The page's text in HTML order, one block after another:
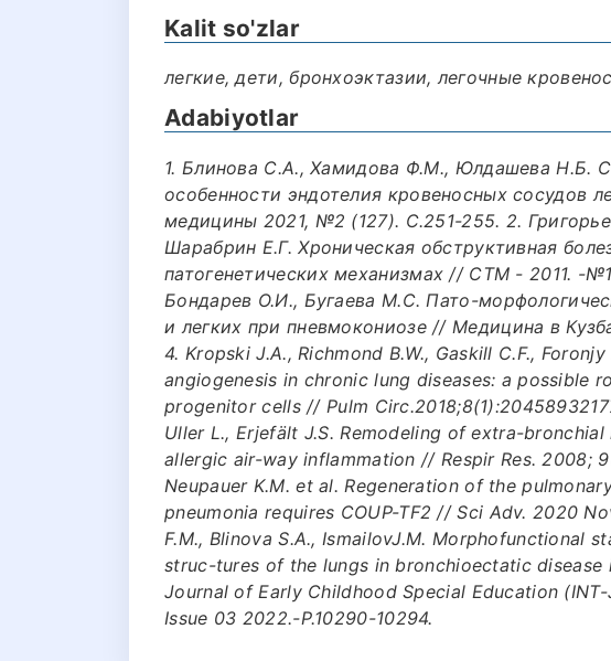
Kalit so'zlar
легкие, дети, бронхоэктазии, легочные
Adabiyotlar
1. Блинова С.А., Хамидова Ф.М., Юлдашева Н.Б.
особенности эндотелия кровеносных сосудов
медицины 2021, №2 (127). С.251-255. 2.
Шарабрин Е.Г. Хроническая обструктивная
патогенетических механизмах // СТМ - 2011. -
Бондарев О.И., Бугаева М.С. Пато-
и легких при пневмокониозе // Медицина в
4. Kropski J.A., Richmond B.W., Gaskill C.F.,
angiogenesis in chronic lung diseases: a possible
progenitor cells // Pulm
Uller L., Erjefält J.S. Remodeling of extra-
allergic air-way inflammation // Respir Res. 2008;
Neupauer K.M. et al. Regeneration of the
pneumonia requires COUP-TF2 // Sci Adv. 2020
F.M., Blinova S.A., IsmailovJ.M. Morphofunctional
struc-tures of the lungs in bronchioectatic
Journal of Early Childhood Special Education (INT-
Issue 03 2022.-Р.10290-10294.